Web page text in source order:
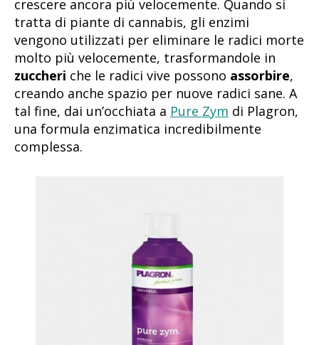
crescere ancora più velocemente. Quando si
tratta di piante di cannabis, gli enzimi
vengono utilizzati per eliminare le radici morte
molto più velocemente, trasformandole in
zuccheri che le radici vive possono assorbire,
creando anche spazio per nuove radici sane. A
tal fine, dai un’occhiata a Pure Zym di Plagron,
una formula enzimatica incredibilmente
complessa.